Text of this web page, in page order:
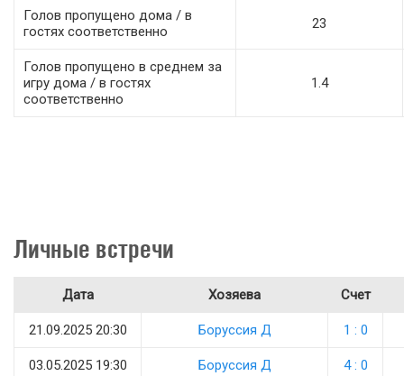
Голов пропущено дома / в
гостях соответственно
23
Голов пропущено в среднем за
игру дома / в гостях
соответственно
1.4
Личные встречи
Дата Хозяева Счет
21.09.2025 20:30 Боруссия Д 1 : 0
03.05.2025 19:30 Боруссия Д 4 : 0